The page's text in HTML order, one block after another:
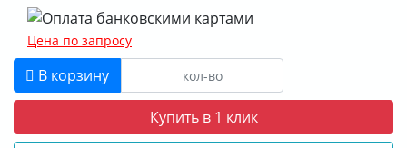
Цена по запросу
В корзину
Купить в 1 клик